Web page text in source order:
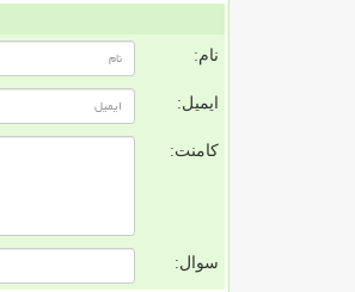
نام:
ایمیل:
کامنت:
سوال: